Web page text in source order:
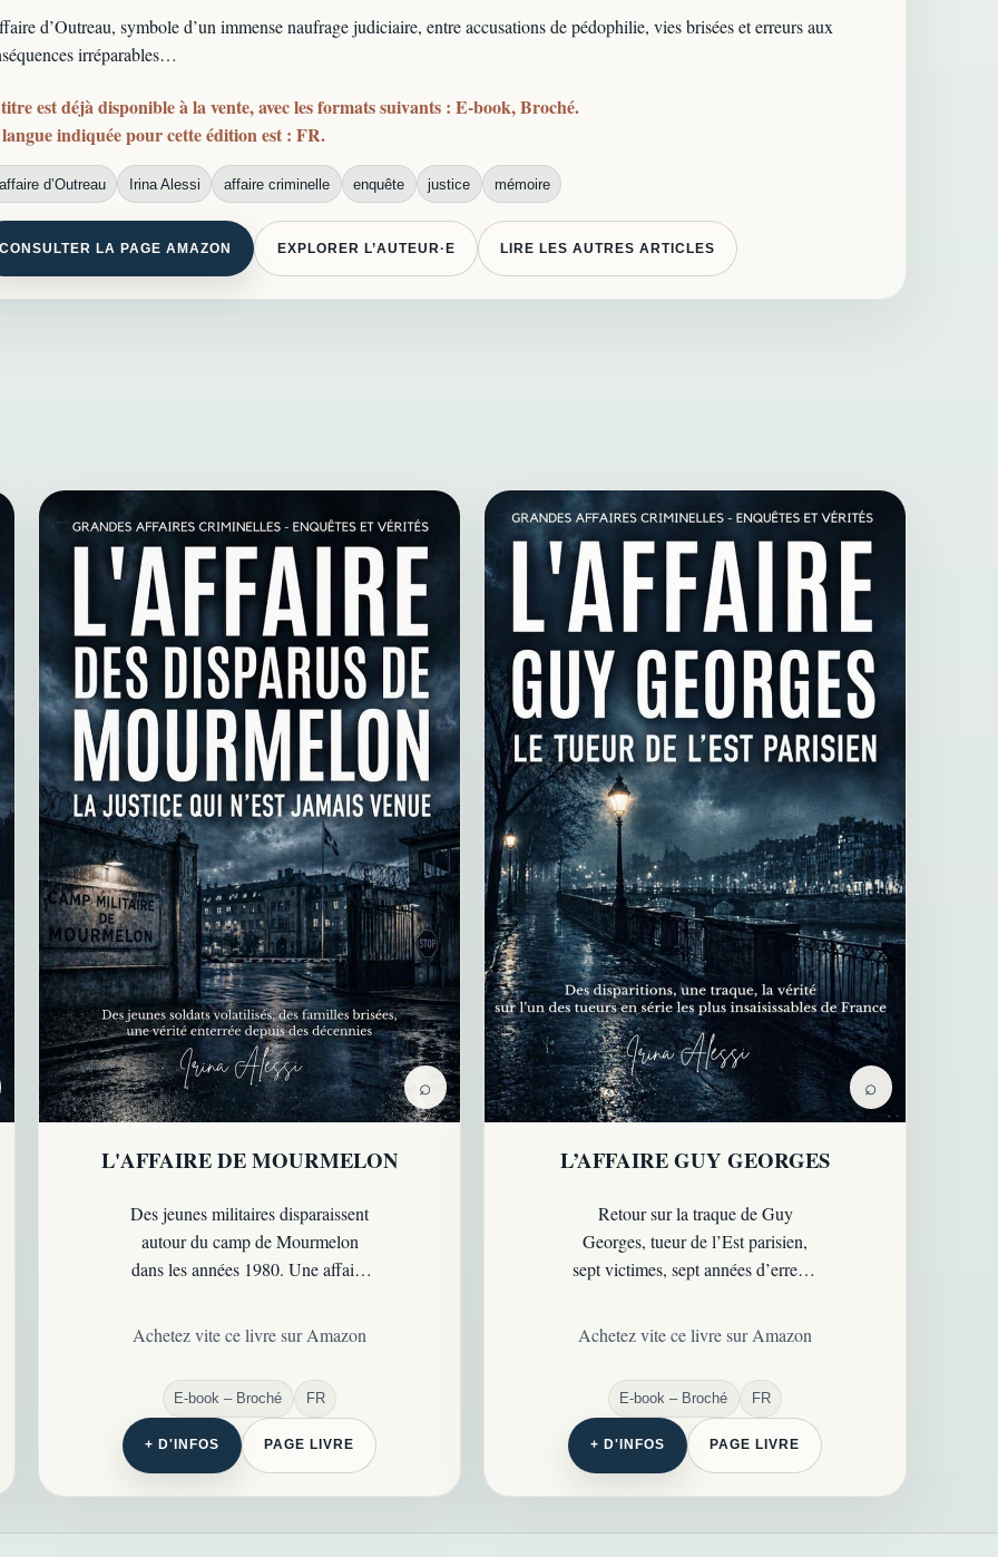
d’Outreau, symbole d’un immense naufrage judiciaire, entre accusations de pédophilie, vies brisées et erreurs aux
irréparables…
est déjà disponible à la vente, avec les formats suivants : E-book, Broché.
indiquée pour cette édition est : FR.
d’Outreau Irina Alessi affaire criminelle enquête justice mémoire
CONSULTER LA PAGE AMAZON EXPLORER L’AUTEUR·E LIRE LES AUTRES ARTICLES
⌕
L'AFFAIRE DE MOURMELON
Des jeunes militaires disparaissent
autour du camp de Mourmelon
dans les années 1980. Une affaire
silences, les similitudes et les failles
Achetez vite ce livre sur Amazon
E-book – Broché FR
+ D'INFOS PAGE LIVRE
⌕
L’AFFAIRE GUY GEORGES
Retour sur la traque de Guy
Georges, tueur de l’Est parisien,
sept victimes, sept années d’erreurs
police française…
Achetez vite ce livre sur Amazon
E-book – Broché FR
+ D'INFOS PAGE LIVRE